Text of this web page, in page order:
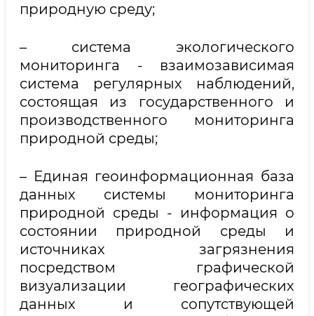
природную среду;
– система экологического
мониторинга - взаимозависимая
система регулярных наблюдений,
состоящая из государственного и
производственного мониторинга
природной среды;
– Единая геоинформационная база
данных системы мониторинга
природной среды - информация о
состоянии природной среды и
источниках загрязнения
посредством графической
визуализации географических
данных и сопутствующей